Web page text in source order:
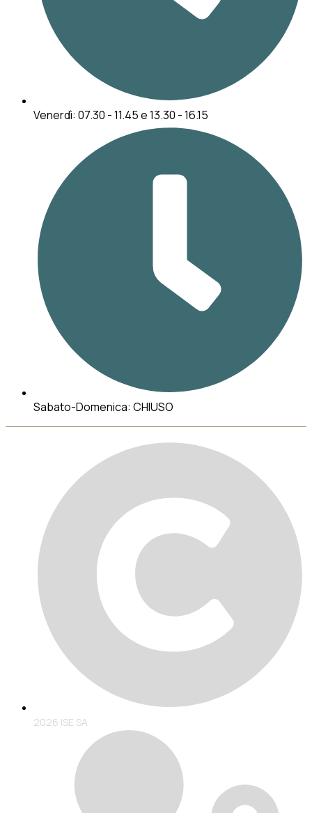
Venerdì: 07.30 - 11.45 e 13.30 - 16.15
Sabato-Domenica: CHIUSO
2026 ISE SA